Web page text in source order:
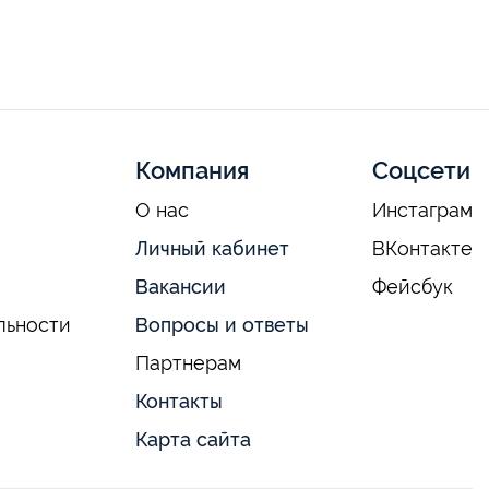
Компания
О нас
Личный кабинет
Вакансии
Вопросы и ответы
Партнерам
Контакты
Карта сайта
Соцсети
Инстаграм
ВКонтакте
Фейсбук